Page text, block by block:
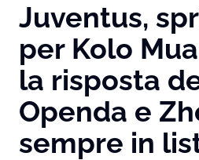
Juventus,
per Kolo
la risposta
Openda e
sempre in